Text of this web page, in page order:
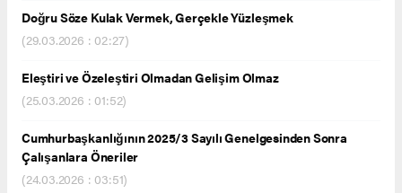
Doğru Söze Kulak Vermek, Gerçekle Yüzleşmek
(29.03.2026 : 02:27)
Eleştiri ve Özeleştiri Olmadan Gelişim Olmaz
(25.03.2026 : 01:52)
Cumhurbaşkanlığının 2025/3 Sayılı Genelgesinden Sonra
Çalışanlara Öneriler
(24.03.2026 : 03:51)